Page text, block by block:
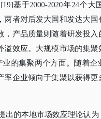
基于2000-2020年24个大
者对后发大国和发达大
产品质量则随着研发投
效应。大规模市场的集
的集聚两个方面。随着企
企业倾向于集聚以获得
出的本地市场效应理论认